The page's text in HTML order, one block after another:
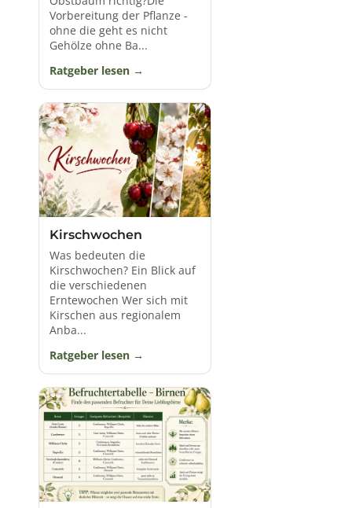
Sortiment haben,dann schaue hier
Vorbereitung der Pflanze -
ohne die geht es nicht
Gehölze ohne Ba...
Ratgeber lesen
Kirschwochen
Was bedeuten die
Kirschwochen? Ein Blick auf
die verschiedenen
Erntewochen Wer sich mit
Kirschen aus regionalem
Anba...
Ratgeber lesen